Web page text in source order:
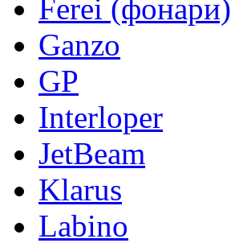
Ferei (фонари)
Ganzo
GP
Interloper
JetBeam
Klarus
Labino